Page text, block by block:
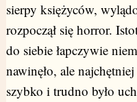
sierpy księżyców,
rozpoczął się horror.
do siebie łapczywie
nawinęło, ale
szybko i trudno było